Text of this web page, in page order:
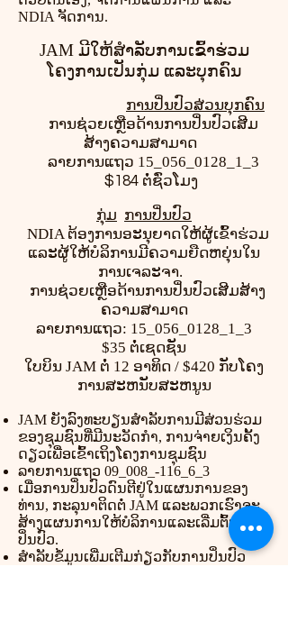
NDIA ຈັດການ.
JAM ມີໃຫ້ສໍາລັບການເຂົ້າຮ່ວມ
ໂຄງການເປັນກຸ່ມ ແລະບຸກຄົນ
ການປິ່ນປົວສ່ວນບຸກຄົນ
ການຊ່ວຍເຫຼືອດ້ານການປິ່ນປົວເສີມ
ສ້າງຄວາມສາມາດ
ລາຍການແຖວ 15_056_0128_1_3
$184 ຕໍ່ຊົ່ວໂມງ
ກຸ່ມ ການປິ່ນປົວ
NDIA ຕ້ອງການອະນຸຍາດໃຫ້ຜູ້ເຂົ້າຮ່ວມ
ແລະຜູ້ໃຫ້ບໍລິການມີຄວາມຍືດຫຍຸ່ນໃນ
ການເຈລະຈາ.
ການຊ່ວຍເຫຼືອດ້ານການປິ່ນປົວເສີມສ້າງ
ຄວາມສາມາດ
ລາຍການແຖວ: 15_056_0128_1_3
$35 ຕໍ່ເຊດຊັນ
ໃບບິນ JAM ຕໍ່ 12 ອາທິດ / $420 ກັບໂຄງ
ການສະຫນັບສະຫນູນ
JAM ຍັງລົງທະບຽນສໍາລັບການມີສ່ວນຮ່ວມ
ຂອງຊຸມຊົນທີ່ມີນະວັດກໍາ, ການຈ່າຍເງິນຄັ້ງ
ດຽວເພື່ອເຂົ້າເຖິງໂຄງການຊຸມຊົນ
ລາຍການແຖວ 09_008_-116_6_3
ເມື່ອການປິ່ນປົວດົນຕີຢູ່ໃນແຜນການຂອງ
ທ່ານ, ກະລຸນາຕິດຕໍ່ JAM ແລະພວກເຮົາຈະ
ສ້າງແຜນການໃຫ້ບໍລິການແລະເລີ່ມຕົ້ນການ
ປິ່ນປົວ.
ສໍາ​ລັບ​ຂໍ້​ມູນ​ເພີ່ມ​ເຕີມ​ກ່ຽວ​ກັບ​ການ​ປິ່ນ​ປົວ​